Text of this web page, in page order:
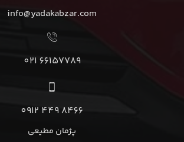
info@yadakabzar.com
66157789 021
8466 449 0912
پژمان مطیعی